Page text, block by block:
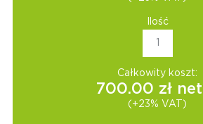
Ilość
Całkowity koszt:
700.00 zł
(+23% VAT)